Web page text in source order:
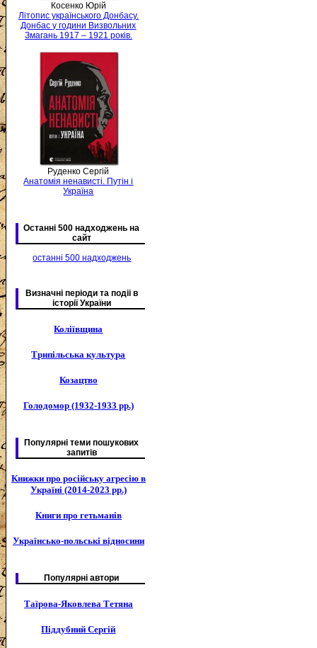
Косенко Юрій
Літопис українського Донбасу.
Донбас у години Визвольних
Змагань 1917 – 1921 років.
Руденко Сергій
Анатомія ненависті. Путін і
Україна
Останні 500 надходжень на
сайт
останні 500 надходжень
Визначні періоди та подіі в
історії України
Коліївщина
Трипільська культура
Козацтво
Голодомор (1932-1933 рр.)
Популярні теми пошукових
запитів
Книжки про російську агресію в
Україні (2014-2023 рр.)
Книги про гетьманів
Українсько-польські відносини
Популярні автори
Таїрова-Яковлева Тетяна
Піддубний Сергій